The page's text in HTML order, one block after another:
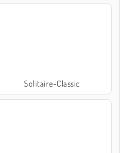
Solitaire-Classic